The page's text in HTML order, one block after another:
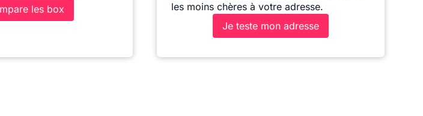
les box
les moins chères à votre adresse.
Je teste mon adresse